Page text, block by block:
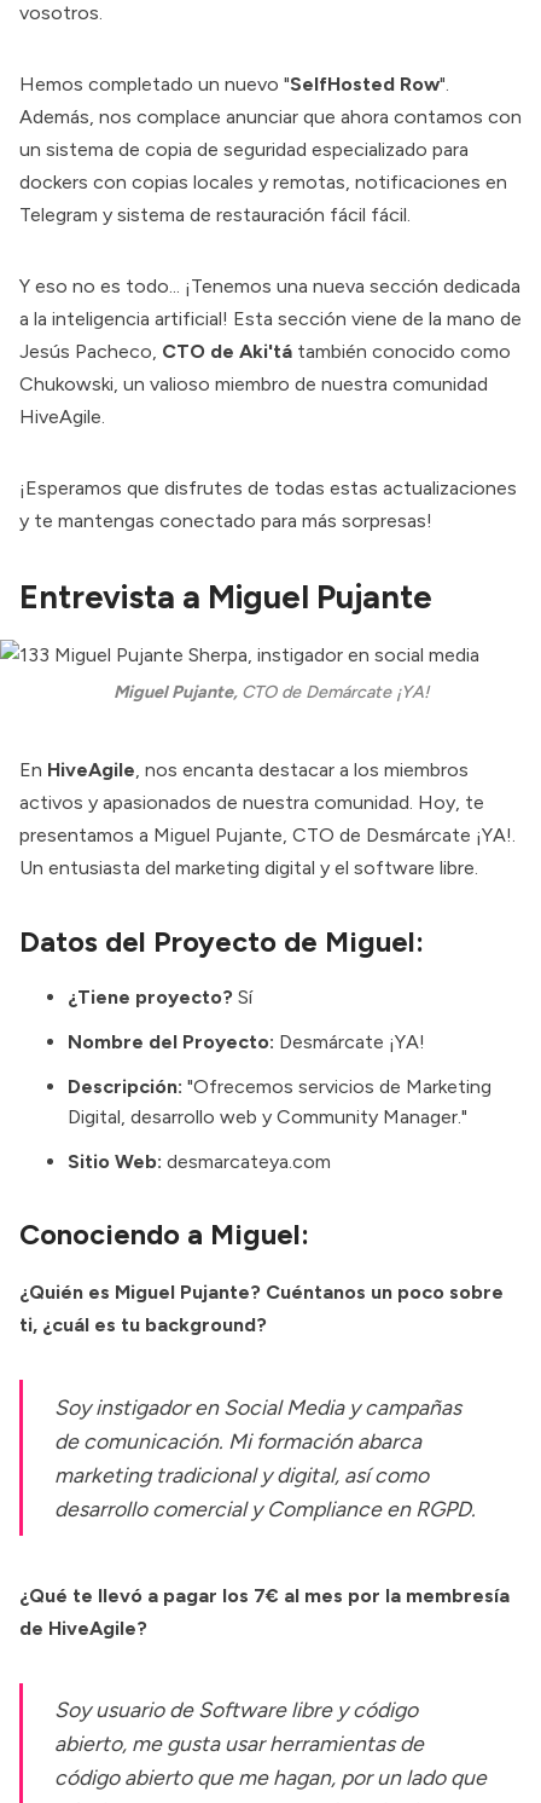
vosotros.
Hemos completado un nuevo "SelfHosted Row".
Además, nos complace anunciar que ahora contamos con
un sistema de copia de seguridad especializado para
dockers con copias locales y remotas, notificaciones en
Telegram y sistema de restauración fácil fácil.
Y eso no es todo... ¡Tenemos una nueva sección dedicada
a la inteligencia artificial! Esta sección viene de la mano de
Jesús Pacheco, CTO de Aki'tá también conocido como
Chukowski, un valioso miembro de nuestra comunidad
HiveAgile.
¡Esperamos que disfrutes de todas estas actualizaciones
y te mantengas conectado para más sorpresas!
Entrevista a Miguel Pujante
Miguel Pujante, CTO de Demárcate ¡YA!
En HiveAgile, nos encanta destacar a los miembros
activos y apasionados de nuestra comunidad. Hoy, te
presentamos a Miguel Pujante, CTO de Desmárcate ¡YA!.
Un entusiasta del marketing digital y el software libre.
Datos del Proyecto de Miguel:
¿Tiene proyecto? Sí
Nombre del Proyecto: Desmárcate ¡YA!
Descripción: "Ofrecemos servicios de Marketing
Digital, desarrollo web y Community Manager."
Sitio Web: desmarcateya.com
Conociendo a Miguel:
¿Quién es Miguel Pujante? Cuéntanos un poco sobre
ti, ¿cuál es tu background?
Soy instigador en Social Media y campañas
de comunicación. Mi formación abarca
marketing tradicional y digital, así como
desarrollo comercial y Compliance en RGPD.
¿Qué te llevó a pagar los 7€ al mes por la membresía
de HiveAgile?
Soy usuario de Software libre y código
abierto, me gusta usar herramientas de
código abierto que me hagan, por un lado que